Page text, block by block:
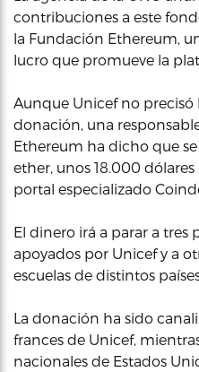
contribuciones a este
la Fundación Ethereum,
lucro que promueve la
Aunque Unicef no precisó
donación, una
Ethereum ha dicho que
ether, unos 18.000
portal especializado
El dinero irá a parar a tres
apoyados por Unicef y a
escuelas de distintos
La donación ha sido
frances de Unicef,
nacionales de Estados